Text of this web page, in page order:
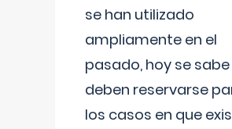
se han utilizado
ampliamente en el
pasado, hoy se
deben reservarse
los casos en que